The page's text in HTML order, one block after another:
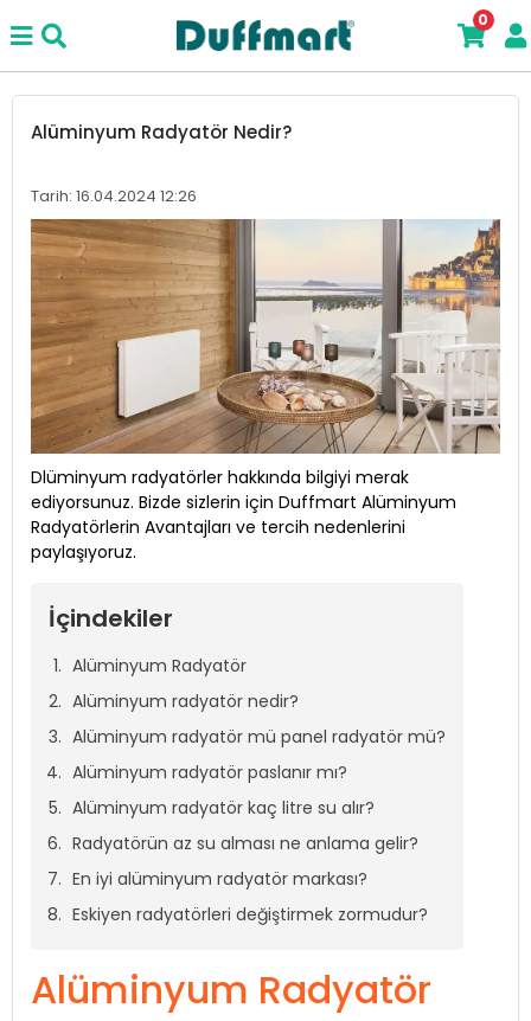
0
Alüminyum Radyatör Nedir?
Tarih: 16.04.2024 12:26
Dlüminyum radyatörler hakkında bilgiyi merak
ediyorsunuz. Bizde sizlerin için Duffmart Alüminyum
Radyatörlerin Avantajları ve tercih nedenlerini
paylaşıyoruz.
İçindekiler
Alüminyum Radyatör
Alüminyum radyatör nedir?
Alüminyum radyatör mü panel radyatör mü?
Alüminyum radyatör paslanır mı?
Alüminyum radyatör kaç litre su alır?
Radyatörün az su alması ne anlama gelir?
En iyi alüminyum radyatör markası?
Eskiyen radyatörleri değiştirmek zormudur?
Alüminyum Radyatör